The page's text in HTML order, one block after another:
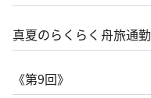
真夏のらくらく舟旅通勤
《第9回》